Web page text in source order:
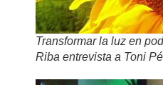
Transformar la luz en
Riba entrevista a Toni